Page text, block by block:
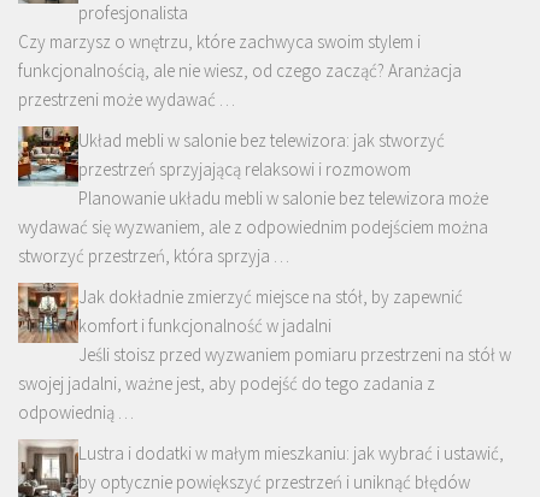
profesjonalista
Czy marzysz o wnętrzu, które zachwyca swoim stylem i
funkcjonalnością, ale nie wiesz, od czego zacząć? Aranżacja
przestrzeni może wydawać …
Układ mebli w salonie bez telewizora: jak stworzyć
przestrzeń sprzyjającą relaksowi i rozmowom
Planowanie układu mebli w salonie bez telewizora może
wydawać się wyzwaniem, ale z odpowiednim podejściem można
stworzyć przestrzeń, która sprzyja …
Jak dokładnie zmierzyć miejsce na stół, by zapewnić
komfort i funkcjonalność w jadalni
Jeśli stoisz przed wyzwaniem pomiaru przestrzeni na stół w
swojej jadalni, ważne jest, aby podejść do tego zadania z
odpowiednią …
Lustra i dodatki w małym mieszkaniu: jak wybrać i ustawić,
by optycznie powiększyć przestrzeń i uniknąć błędów